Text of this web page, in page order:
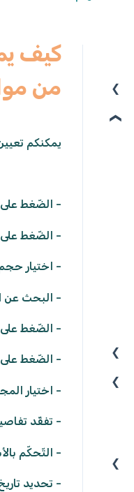
كيف
من
يمكنكم
- الضّغط على
- الضّغط على
- اختيار
- البحث عن
- الضّغط على
- الضّغط
- اختيار
- تفقّد
- التّحكّم
- تحديد